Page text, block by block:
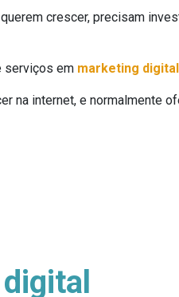
crescer, precisam
serviços em marketing
na internet, e normalmente